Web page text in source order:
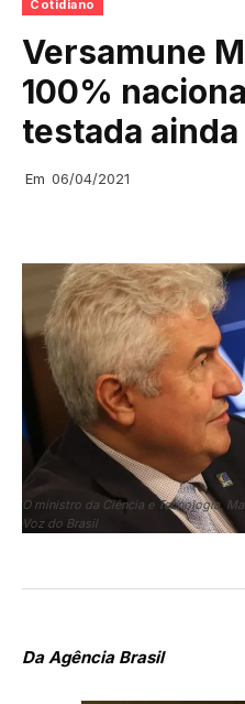
Cotidiano
Versamune
100%
testada ainda
Em 06/04/2021
O ministro da Ciência e Tecnologia,
Voz do Brasil
Da Agência Brasil